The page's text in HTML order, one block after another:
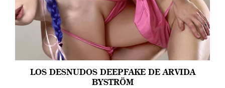
LOS DESNUDOS DEEPFAKE DE ARVIDA
BYSTRÖM